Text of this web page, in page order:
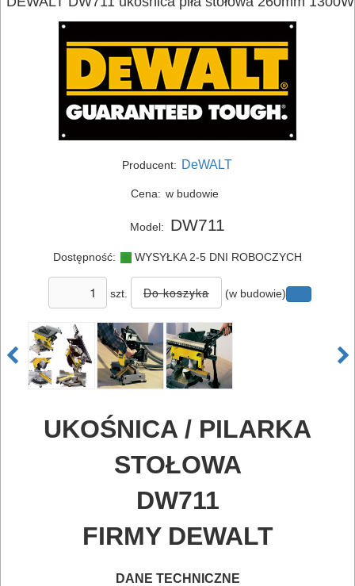
ELEKTRONARZĘDZIA
ELEKTRONARZĘDZIA
AKUMULATOROWE
Producent: DeWALT
Cena: w budowie
Model: DW711
Dostępność: WYSYŁKA 2-5 DNI ROBOCZYCH
szt. (w budowie)
UKOŚNICA / PILARKA
STOŁOWA
DW711
FIRMY DEWALT
DANE TECHNICZNE